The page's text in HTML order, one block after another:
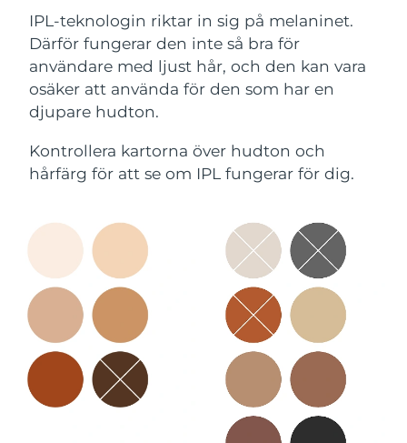
IPL-teknologin riktar in sig på melaninet.
Därför fungerar den inte så bra för
användare med ljust hår, och den kan vara
osäker att använda för den som har en
djupare hudton.
Kontrollera kartorna över hudton och
hårfärg för att se om IPL fungerar för dig.